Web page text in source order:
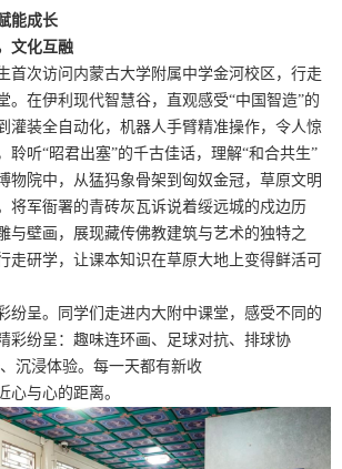
能成长
文化互融
首次访问内蒙古大学附属中学金河校区，行走
。在伊利现代智慧谷，直观感受“中国智造”的
装全自动化，机器人手臂精准操作，令人惊
聆听“昭君出塞”的千古佳话，理解“和合共生”
物院中，从猛犸象骨架到匈奴金冠，草原文明
将军衙署的青砖灰瓦诉说着绥远城的戍边历
与壁画，展现藏传佛教建筑与艺术的独特之
走研学，让课本知识在草原大地上变得鲜活可
纷呈。同学们走进内大附中课堂，感受不同的
彩纷呈：趣味连环画、足球对抗、排球协
沉浸体验。每一天都有新收
心与心的距离。